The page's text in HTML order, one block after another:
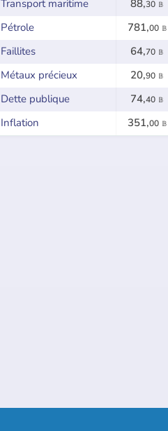
Transport maritime 88,30 𝔹
Pétrole 781,00 𝔹
Faillites 64,70 𝔹
Métaux précieux 20,90 𝔹
Dette publique 74,40 𝔹
Inflation 351,00 𝔹